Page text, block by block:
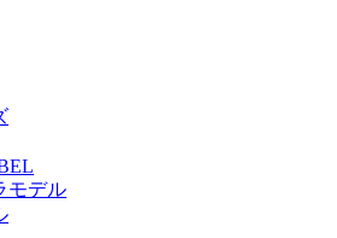
モデル